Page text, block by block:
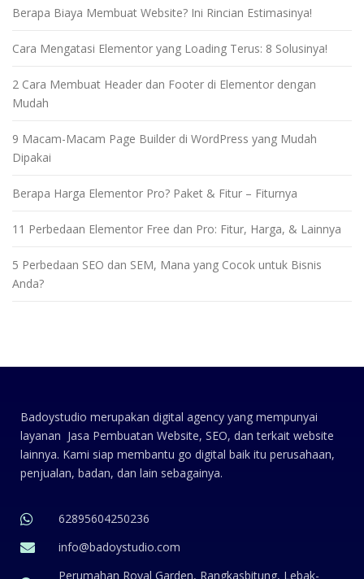
Berapa Biaya Membuat Website? Ini Rincian Estimasinya!
Cara Mengatasi Elementor yang Loading Terus: 8 Solusinya!
2 Cara Membuat Header dan Footer di Elementor dengan
Mudah
9 Macam-Macam Page Builder di WordPress yang Mudah
Dipakai
Berapa Harga Elementor Pro? Paket & Fitur – Fiturnya
11 Perbedaan Elementor Free dan Pro: Fitur, Harga, & Lainnya
5 Perbedaan SEO dan SEM, Mana yang Cocok untuk Bisnis
Anda?
Badoystudio merupakan digital agency yang mempunyai
layanan Jasa Pembuatan Website, SEO, dan terkait website
lainnya. Kami siap membantu go digital baik itu perusahaan,
penjualan, badan, dan lain sebagainya.
62895604250236
info@badoystudio.com
Perumahan Royal Garden, Rangkasbitung, Lebak-